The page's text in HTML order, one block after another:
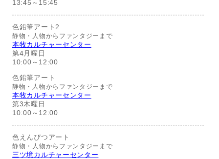
13:45～15:45
色鉛筆アート2
静物・人物からファンタジーまで
本牧カルチャーセンター
第4月曜日
10:00～12:00
色鉛筆アート
静物・人物からファンタジーまで
本牧カルチャーセンター
第3木曜日
10:00～12:00
色えんぴつアート
静物・人物からファンタジーまで
三ツ境カルチャーセンター